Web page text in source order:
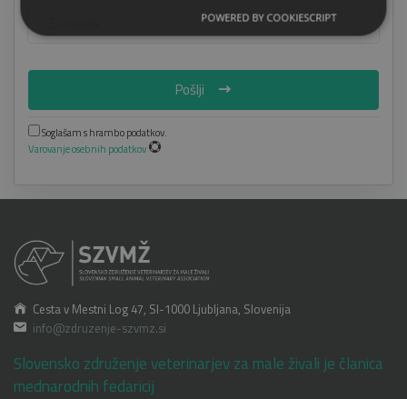
Pošlji
Soglašam s hrambo podatkov.
Varovanje osebnih podatkov
Cesta v Mestni Log 47, SI-1000 Ljubljana, Slovenija
info@zdruzenje-szvmz.si
Slovensko združenje veterinarjev za male živali je članica
mednarodnih fedaricij
POWERED BY COOKIESCRIPT